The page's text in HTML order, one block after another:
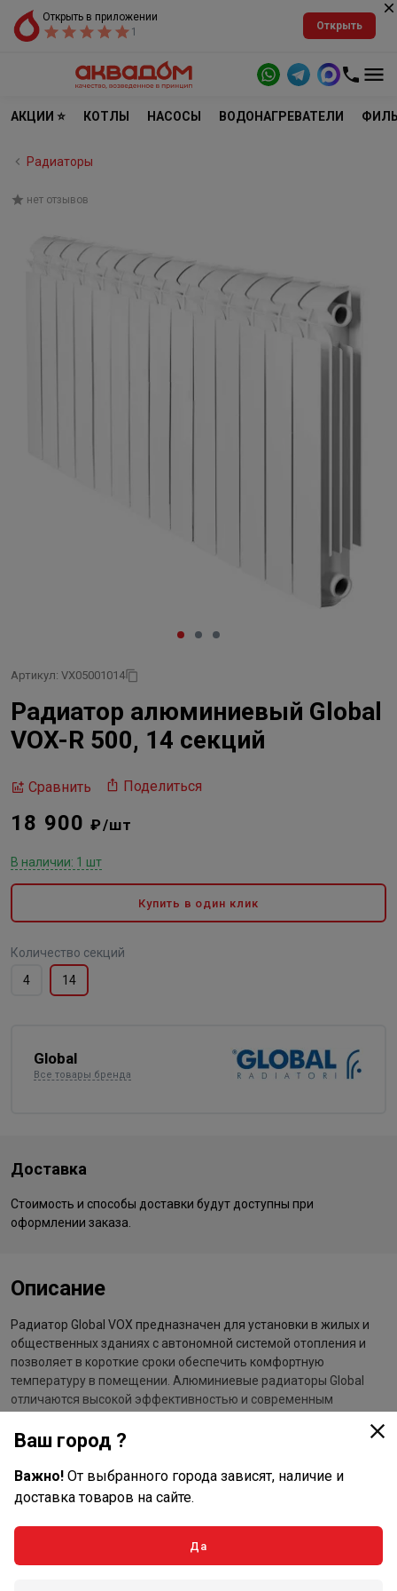
Открыть в приложении
1
Открыть
АКЦИИ ⭐ КОТЛЫ НАСОСЫ ВОДОНАГРЕВАТЕЛИ
Радиаторы
нет отзывов
Артикул: VX05001014
Радиатор алюминиевый Global
VOX-R 500, 14 секций
Сравнить Поделиться
18 900₽/шт
В наличии: 1 шт
Купить в один клик
Количество секций
4
14
Global
Все товары бренда
Доставка
Стоимость и способы доставки будут доступны при
оформлении заказа.
Описание
Радиатор Global VOX предназначен для установки в жилых и
общественных зданиях с автономной системой отопления и
позволяет в короткие сроки обеспечить комфортную
температуру в помещении. Алюминиевые радиаторы Global
отличаются высокой эффективностью и современным
Преимущества радиаторов Global VOX 500:
алюминиевые радиаторы обладают высокой
теплопроводностью, что обеспечивает отличные
показатели по теплоотдаче, в связи с этим
требуется меньше времени для нагрева или
охлаждения поверхности радиатора
Ваш город ?
Важно! От выбранного города зависят, наличие и
доставка товаров на сайте.
Да